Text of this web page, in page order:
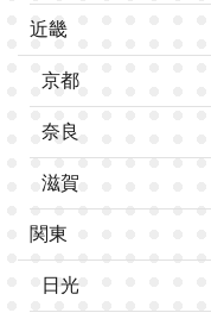
近畿
京都
奈良
滋賀
関東
日光